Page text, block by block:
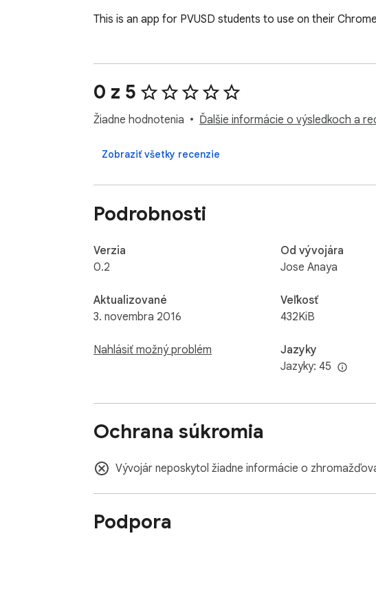
This is an app for PVUSD students to use on their
0 z 5
Žiadne hodnotenia Ďalšie informácie o výsledkoch a
Zobraziť všetky recenzie
Podrobnosti
Verzia
0.2
Aktualizované
3. novembra 2016
Nahlásiť možný problém
Od vývojára
Jose Anaya
Veľkosť
432KiB
Jazyky
Jazyky: 45
Ochrana súkromia
Vývojár neposkytol žiadne informácie o
Podpora